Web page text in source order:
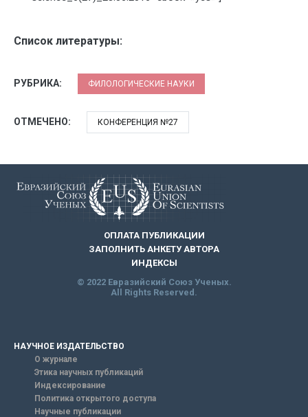
Список литературы:
РУБРИКА: ФИЛОЛОГИЧЕСКИЕ НАУКИ
ОТМЕЧЕНО: КОНФЕРЕНЦИЯ №27
ОПЛАТА ПУБЛИКАЦИИ
ЗАПОЛНИТЬ АНКЕТУ АВТОРА
ИНДЕКСЫ
© 2022 Евразийский Союз Ученых.
All Rights Reserved.
НАУЧНОЕ ИЗДАТЕЛЬСТВО
О журнале
Этика научных публикаций
Индексирование
Политика открытого доступа
Научные публикации